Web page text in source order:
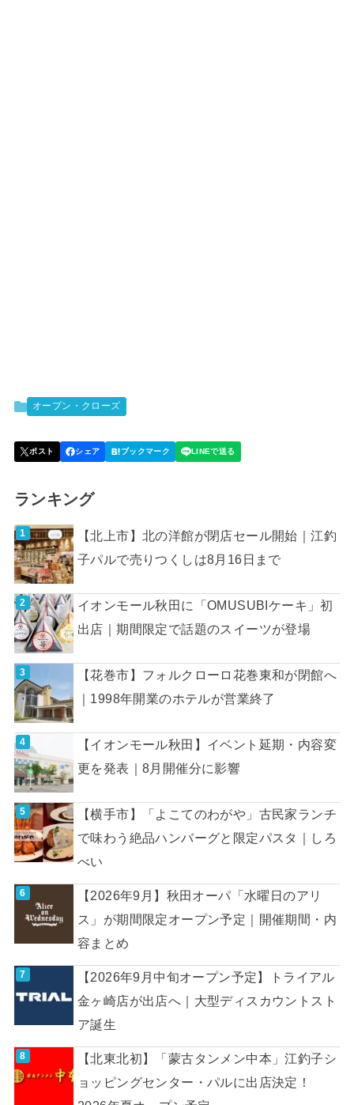
オープン・クローズ
ランキング
【北上市】北の洋館が閉店セール開始｜江釣
子パルで売りつくしは8月16日まで
イオンモール秋田に「OMUSUBIケーキ」初
出店｜期間限定で話題のスイーツが登場
【花巻市】フォルクローロ花巻東和が閉館へ
｜1998年開業のホテルが営業終了
【イオンモール秋田】イベント延期・内容変
更を発表｜8月開催分に影響
【横手市】「よこてのわがや」古民家ランチ
で味わう絶品ハンバーグと限定パスタ｜しろ
べい
【2026年9月】秋田オーパ「水曜日のアリ
ス」が期間限定オープン予定｜開催期間・内
容まとめ
【2026年9月中旬オープン予定】トライアル
金ヶ崎店が出店へ｜大型ディスカウントスト
ア誕生
【北東北初】「蒙古タンメン中本」江釣子シ
ョッピングセンター・パルに出店決定！